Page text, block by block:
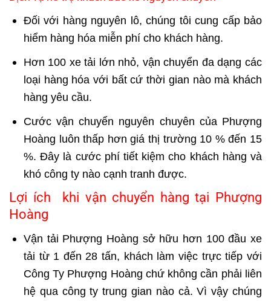
Đối với hàng nguyên lô, chúng tôi cung cấp bảo
hiểm hàng hóa miễn phí cho khách hàng.
Hơn 100 xe tải lớn nhỏ, vận chuyển đa dạng các
loại hàng hóa với bất cứ thời gian nào mà khách
hàng yêu cầu.
Cước vận chuyển nguyên chuyên của Phượng
Hoàng luôn thấp hơn giá thị trường 10 % đến 15
%. Đây là cước phí tiết kiệm cho khách hàng và
khó công ty nào cạnh tranh được.
Lợi ích khi vận chuyển hàng tại Phượng
Hoàng
Vận tải Phượng Hoàng sở hữu hơn 100 đầu xe
tải từ 1 đến 28 tấn, khách làm việc trực tiếp với
Công Ty Phượng Hoàng chứ không cần phải liên
hệ qua công ty trung gian nào cả. Vì vậy chúng